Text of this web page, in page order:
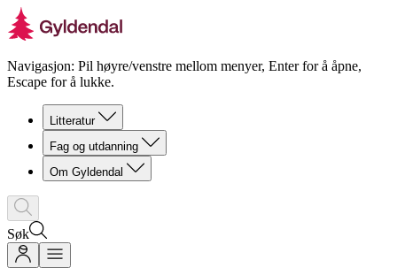
Navigasjon: Pil høyre/venstre mellom menyer, Enter for å åpne,
Escape for å lukke.
Litteratur
Fag og utdanning
Om Gyldendal
Søk